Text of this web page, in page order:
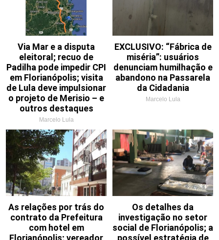
Via Mar e a disputa
eleitoral; recuo de
Padilha pode impedir CPI
em Florianópolis; visita
de Lula deve impulsionar
o projeto de Merisio – e
outros destaques
Marcelo Lula
EXCLUSIVO: “Fábrica de
miséria”: usuários
denunciam humilhação e
abandono na Passarela
da Cidadania
Marcelo Lula
As relações por trás do
contrato da Prefeitura
com hotel em
Florianópolis; vereador
Os detalhes da
investigação no setor
social de Florianópolis; a
possível estratégia de